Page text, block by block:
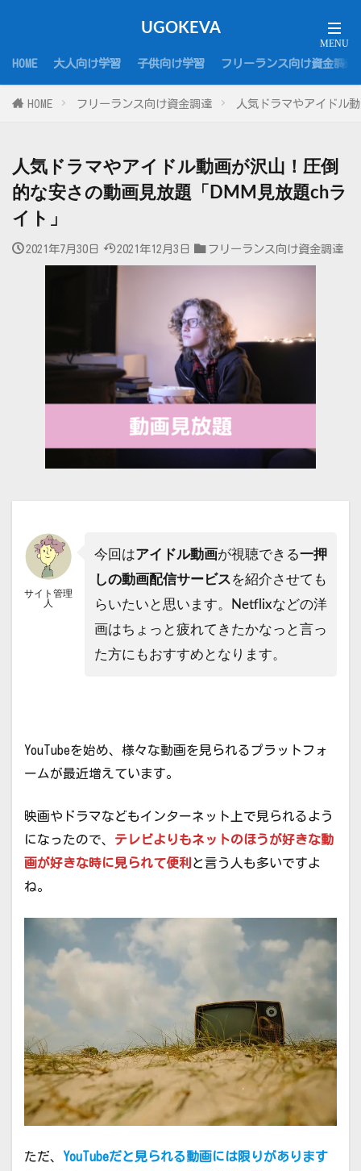
UGOKEVA
HOME 大人向け学習 子供向け学習 フリーランス向け資金調達
HOME フリーランス向け資金調達 人気ドラマやアイドル
人気ドラマやアイドル動画が沢山！圧倒
的な安さの動画見放題「DMM見放題chラ
イト」
2021年7月30日 2021年12月3日 フリーランス向け資金調達
サイト管理
人
今回はアイドル動画が視聴できる一押
しの動画配信サービスを紹介させても
らいたいと思います。Netflixなどの洋
画はちょっと疲れてきたかなっと言っ
た方にもおすすめとなります。
YouTubeを始め、様々な動画を見られるプラットフォ
ームが最近増えています。
映画やドラマなどもインターネット上で見られるよう
になったので、 テレビよりもネットのほうが好きな動
画が好きな時に見られて便利 と言う人も多いですよ
ね。
ただ、 YouTubeだと見られる動画には限りがあります